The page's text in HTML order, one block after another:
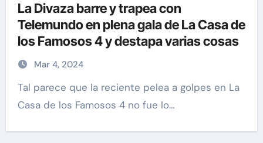
La Divaza barre y trapea con
Telemundo en plena gala de La Casa de
los Famosos 4 y destapa varias cosas
Mar 4, 2024
Tal parece que la reciente pelea a golpes en La
Casa de los Famosos 4 no fue lo…